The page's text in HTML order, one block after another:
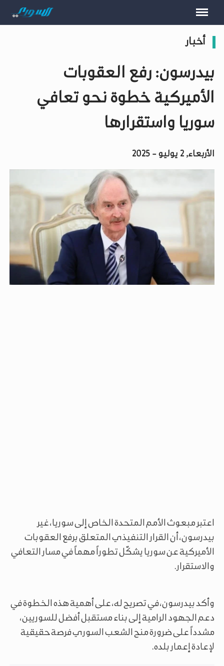
أخبار
بيدرسون: رفع العقوبات
الأميركية خطوة نحو تعافي
سوريا واستقرارها
الأربعاء, 2 يوليو - 2025
اعتبر مبعوث الأمم المتحدة الخاص إلى سوريا، غير
بيدرسون، أن القرار التنفيذي المتعلق برفع العقوبات
الأميركية عن سوريا يشكّل تطوراً مهماً في مسار التعافي
والاستقرار.
وأكد بيدرسون، في تصريح له، على أهمية هذه الخطوة في
دعم الجهود الرامية إلى بناء مستقبل أفضل للسوريين،
مشدداً على ضرورة منح الشعب السوري فرصة حقيقية
لإعادة إعمار بلده.